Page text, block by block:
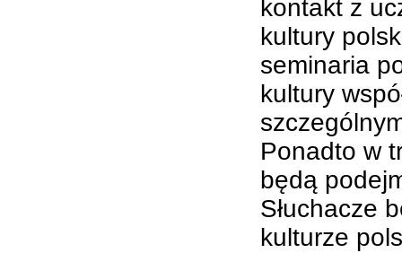
kontakt z
kultury
seminaria
kultury
Ponadto w
będą
Słuchacze
kulturze